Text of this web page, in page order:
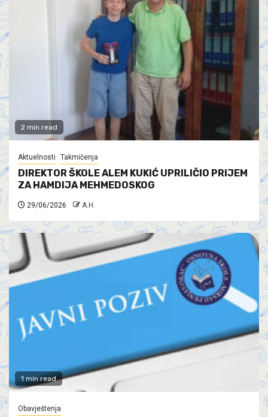
2 min read
Aktuelnosti Takmičenja
DIREKTOR ŠKOLE ALEM KUKIĆ UPRILIČIO PRIJEM
ZA HAMDIJA MEHMEDOSKOG
29/06/2026 A.H.
1 min read
Obavještenja